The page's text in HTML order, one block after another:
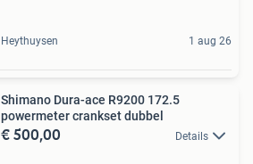
Heythuysen 1 aug 26
Shimano Dura-ace R9200 172.5
powermeter crankset dubbel
€ 500,00 Details